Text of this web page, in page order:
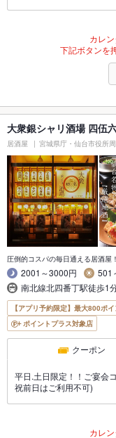
カレ
下記ボタンを
大衆銀シャリ酒場 四伍
居酒屋 宮城県庁・仙台市役所
圧倒的コスパの毎日通える居酒屋！
2001～3000円
501
南北線北四番丁駅徒歩1
【アプリ予約限定】最大800ポ
ポイントプラス対象店
クーポン
平日.土日限定！！ご宴会
祝前日はご利用不可)
カレ